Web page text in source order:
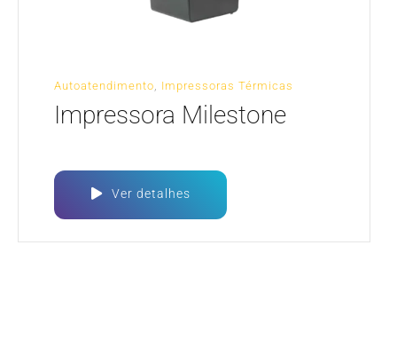
Autoatendimento Impressoras Térmicas
Impressora Milestone
Ver detalhes